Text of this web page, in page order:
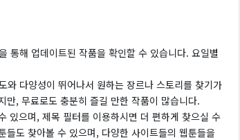
통해 업데이트된 작품을 확인할 수 있습니다. 요일별
와 다양성이 뛰어나서 원하는 장르나 스토리를 찾기가
, 무료로도 충분히 즐길 만한 작품이 많습니다.
있으며, 제목 필터를 이용하시면 더 편하게 찾으실 수
도 찾아볼 수 있으며, 다양한 사이트들의 웹툰들을